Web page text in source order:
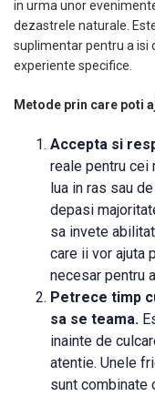
in urma unor
dezastrele naturale.
suplimentar pentru a isi
experiente specifice.
Metode prin care poti
Accepta si
reale pentru cei
lua in ras sau
depasi
sa invete
care ii vor ajuta
necesar pentru
Petrece timp
sa se teama.
inainte de
atentie. Unele
sunt combinate